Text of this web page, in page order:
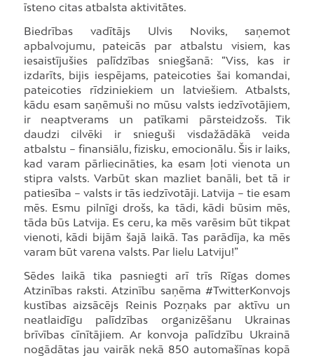
īsteno citas atbalsta aktivitātes.
Biedrības vadītājs Ulvis Noviks, saņemot
apbalvojumu, pateicās par atbalstu visiem, kas
iesaistījušies palīdzības sniegšanā: “Viss, kas ir
izdarīts, bijis iespējams, pateicoties šai komandai,
pateicoties rīdziniekiem un latviešiem. Atbalsts,
kādu esam saņēmuši no mūsu valsts iedzīvotājiem,
ir neaptverams un patīkami pārsteidzošs. Tik
daudzi cilvēki ir snieguši visdažādākā veida
atbalstu – finansiālu, fizisku, emocionālu. Šis ir laiks,
kad varam pārliecināties, ka esam ļoti vienota un
stipra valsts. Varbūt skan mazliet banāli, bet tā ir
patiesība – valsts ir tās iedzīvotāji. Latvija – tie esam
mēs. Esmu pilnīgi drošs, ka tādi, kādi būsim mēs,
tāda būs Latvija. Es ceru, ka mēs varēsim būt tikpat
vienoti, kādi bijām šajā laikā. Tas parādīja, ka mēs
varam būt varena valsts. Par lielu Latviju!”
Sēdes laikā tika pasniegti arī trīs Rīgas domes
Atzinības raksti. Atzinību saņēma #TwitterKonvojs
kustības aizsācējs Reinis Pozņaks par aktīvu un
neatlaidīgu palīdzības organizēšanu Ukrainas
brīvības cīnītājiem. Ar konvoja palīdzību Ukrainā
nogādātas jau vairāk nekā 850 automašīnas kopā